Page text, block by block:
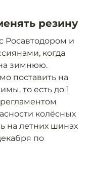
резину
Росавтодором и
когда
зимнюю.
поставить на
то есть до 1
колёсных
на летних шинах
по